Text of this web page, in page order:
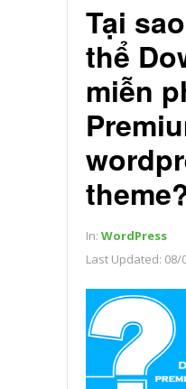
Tại
thể
miễn
In: WordPress
Last Updated: 08/